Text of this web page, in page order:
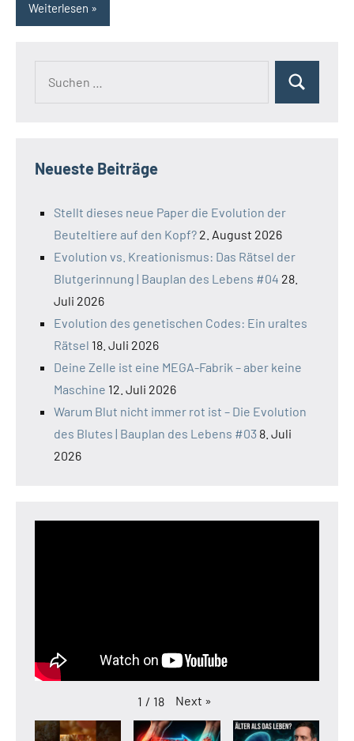
Weiterlesen
Suchen
Neueste Beiträge
Stellt dieses neue Paper die Evolution der
Beuteltiere auf den Kopf? 2. August 2026
Evolution vs. Kreationismus: Das Rätsel der
Blutgerinnung | Bauplan des Lebens #04 28.
Juli 2026
Evolution des genetischen Codes: Ein uraltes
Rätsel 18. Juli 2026
Deine Zelle ist eine MEGA-Fabrik – aber keine
Maschine 12. Juli 2026
Warum Blut nicht immer rot ist – Die Evolution
des Blutes | Bauplan des Lebens #03 8. Juli
2026
1 / 18 Next »